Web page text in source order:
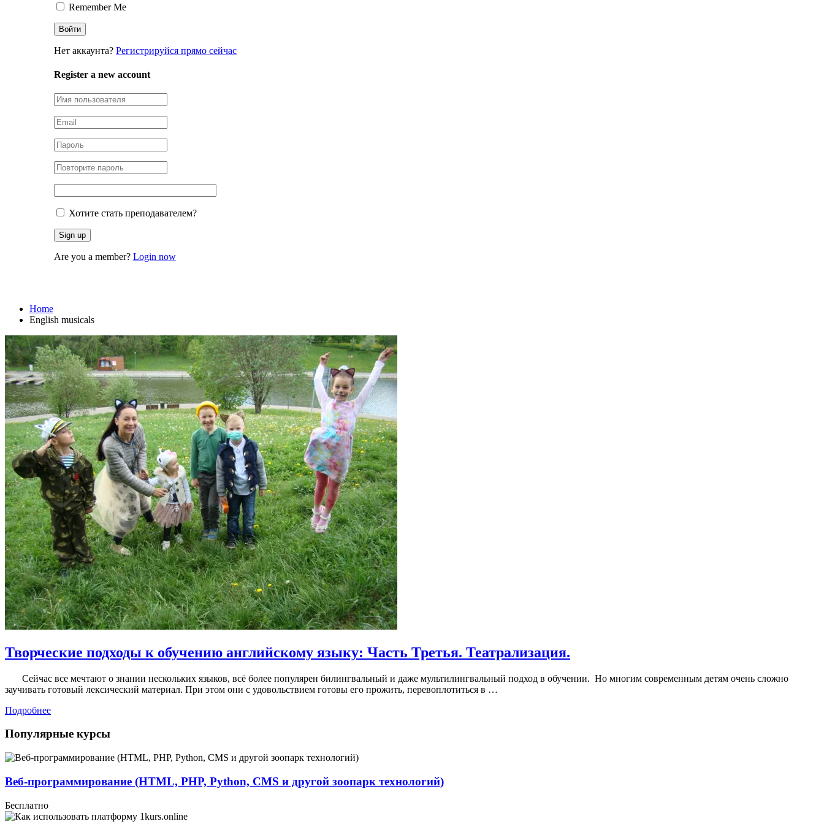
Remember Me
Нет аккаунта? Регистрируйся прямо сейчас
Register a new account
Хотите стать преподавателем?
Are you a member? Login now
Home
English musicals
Творческие подходы к обучению английскому языку: Часть Третья. Театрализация.
Сейчас все мечтают о знании нескольких языков, всё более популярен билингвальный и даже мультилингвальный подход в обучении. Но многим современным детям очень сложно
заучивать готовый лексический материал. При этом они с удовольствием готовы его прожить, перевоплотиться в …
Подробнее
Популярные курсы
Веб-программирование (HTML, PHP, Python, CMS и другой зоопарк технологий)
Бесплатно